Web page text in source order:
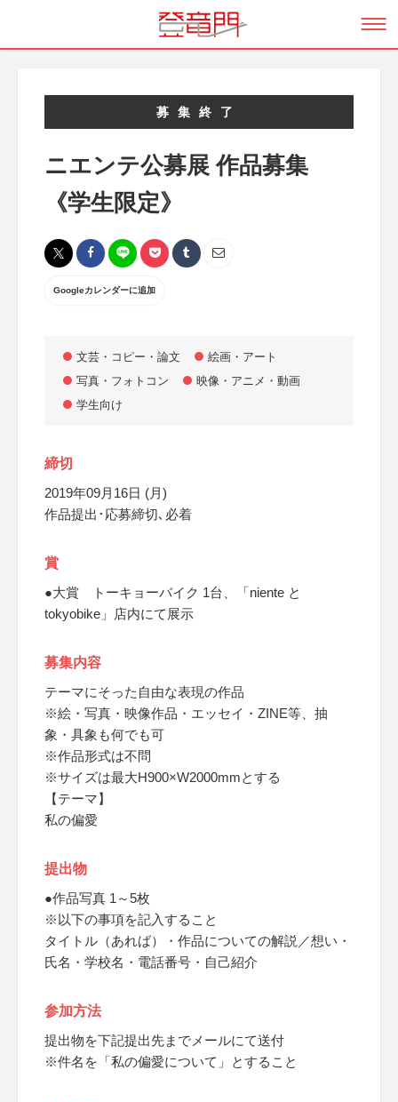
募集終了
ニエンテ公募展 作品募集
《学生限定》
Googleカレンダーに追加
文芸・コピー・論文
絵画・アート
写真・フォトコン
映像・アニメ・動画
学生向け
締切
2019年09月16日 (月)
作品提出･応募締切､必着
賞
●大賞 トーキョーバイク 1台、「niente と
tokyobike」店内にて展示
募集内容
テーマにそった自由な表現の作品
※絵・写真・映像作品・エッセイ・ZINE等、抽
象・具象も何でも可
※作品形式は不問
※サイズは最大H900×W2000mmとする
【テーマ】
私の偏愛
提出物
●作品写真 1～5枚
※以下の事項を記入すること
タイトル（あれば）・作品についての解説／想い・
氏名・学校名・電話番号・自己紹介
参加方法
提出物を下記提出先までメールにて送付
※件名を「私の偏愛について」とすること